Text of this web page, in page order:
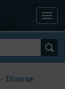
Diverse